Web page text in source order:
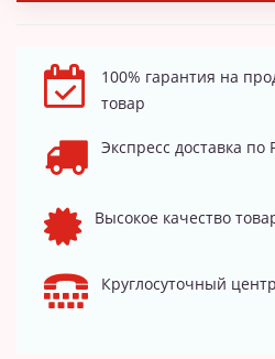
100% гарантия на
товар
Экспресс доставка по
Высокое качество
Круглосуточный